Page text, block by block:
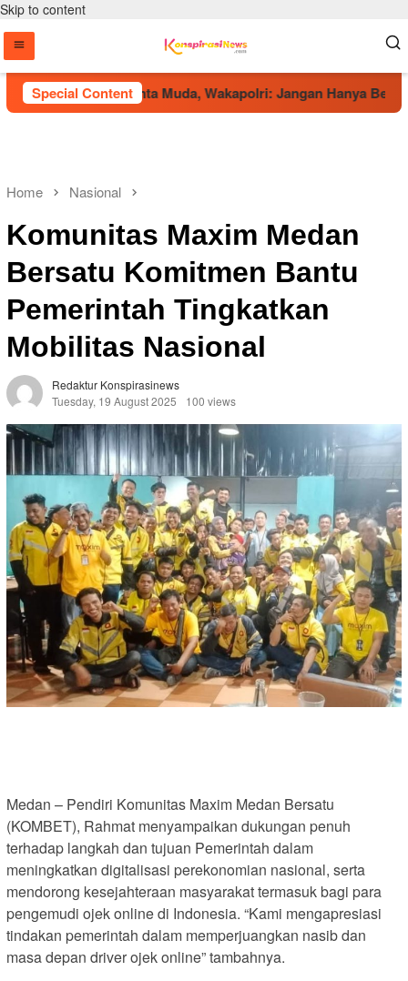
Skip to content
Special Content
Talenta Muda, Wakapolri: Jangan Hanya Bermain,
Home Nasional
Komunitas Maxim Medan
Bersatu Komitmen Bantu
Pemerintah Tingkatkan
Mobilitas Nasional
Redaktur Konspirasinews
Tuesday, 19 August 2025
100 views
Medan – Pendiri Komunitas Maxim Medan Bersatu
(KOMBET), Rahmat menyampaikan dukungan penuh
terhadap langkah dan tujuan Pemerintah dalam
meningkatkan digitalisasi perekonomian nasional, serta
mendorong kesejahteraan masyarakat termasuk bagi para
pengemudi ojek online di Indonesia. “Kami mengapresiasi
tindakan pemerintah dalam memperjuangkan nasib dan
masa depan driver ojek online” tambahnya.